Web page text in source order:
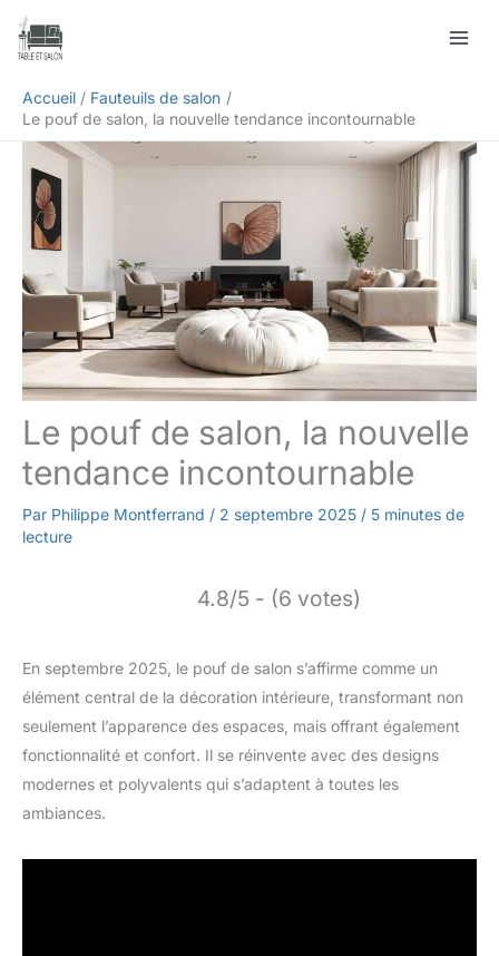
Aller
Accueil
Fauteuils de salon
Le pouf de salon, la nouvelle tendance incontournable
Le pouf de salon, la nouvelle
tendance incontournable
Par Philippe Montferrand / 2 septembre 2025 / 5 minutes de
lecture
4.8/5 - (6 votes)
En septembre 2025, le pouf de salon s’affirme comme un
élément central de la décoration intérieure, transformant non
seulement l’apparence des espaces, mais offrant également
fonctionnalité et confort. Il se réinvente avec des designs
modernes et polyvalents qui s’adaptent à toutes les
ambiances.
Rechercher